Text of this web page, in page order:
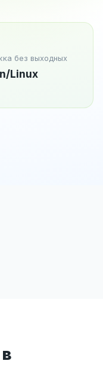
без выходных
Linux